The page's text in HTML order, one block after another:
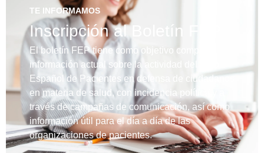
TE INFORMAMOS
Inscripción al Boletín FEP
El boletín FEP tiene como objetivo compartir
información actual sobre la actividad del Foro
Español de Pacientes en defensa de ciudadanos
en materia de salud, con incidencia política y a
través de campañas de comunicación, así como
información útil para el día a día de las
organizaciones de pacientes.